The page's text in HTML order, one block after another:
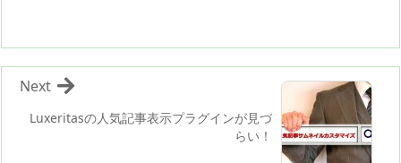
Luxeritasの人気記事表示プラグインが見づ
らい！
Next